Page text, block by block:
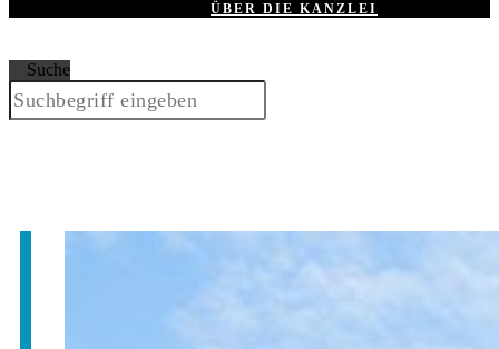
ÜBER DIE KANZLEI
Suche